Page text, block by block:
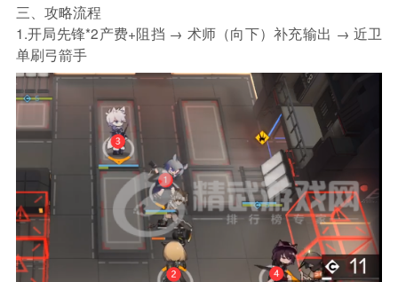
三、攻略流程
1.开局先锋*2产费+阻挡 → 术师（向下）补充输出 → 近卫
单刷弓箭手